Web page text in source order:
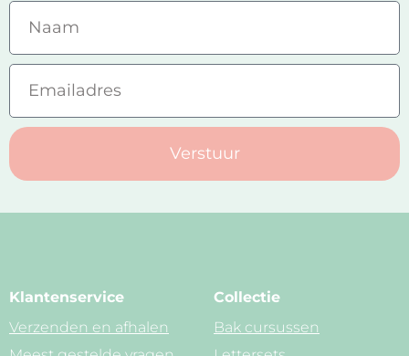
Verstuur
Klantenservice
Verzenden en afhalen
Collectie
Bak cursussen